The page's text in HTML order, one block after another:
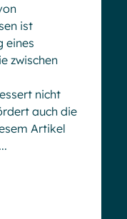
ist
eines
zwischen
nicht
auch die
Artikel